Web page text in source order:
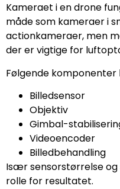
Kameraet i en drone
måde som kameraer i
actionkameraer, men
der er vigtige for
Følgende
Billedsensor
Objektiv
Gimbal-
Videoencoder
Billedbehandling
Især sensorstørrelse
rolle for resultatet.